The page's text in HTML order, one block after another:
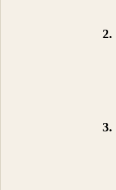
2.
3.